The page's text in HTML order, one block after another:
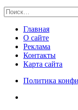
Найти:
Главная
О сайте
Реклама
Контакты
Карта сайта
Политика